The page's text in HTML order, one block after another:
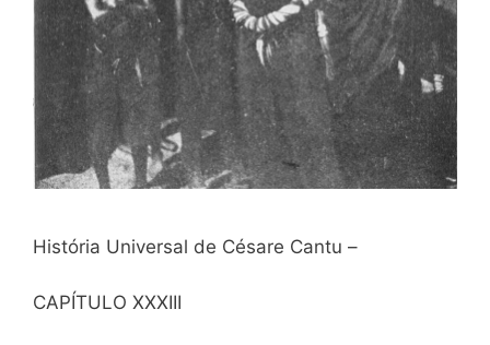
História Universal de Césare Cantu –
CAPÍTULO XXXIII